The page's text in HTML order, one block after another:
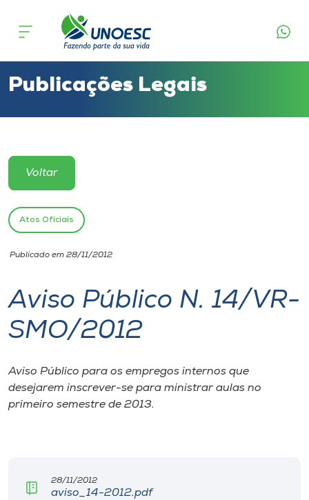
Cursos
Atendimento ao Estudante
Portal de Ensino
Unoesc
Internacionalização
I.nova
Diplomados
Publicações Legais
Voltar
Atos Oficiais
Publicado em 28/11/2012
Aviso Público N. 14/VR-
SMO/2012
Aviso Público para os empregos internos que
desejarem inscrever-se para ministrar aulas no
primeiro semestre de 2013.
28/11/2012
aviso_14-2012.pdf